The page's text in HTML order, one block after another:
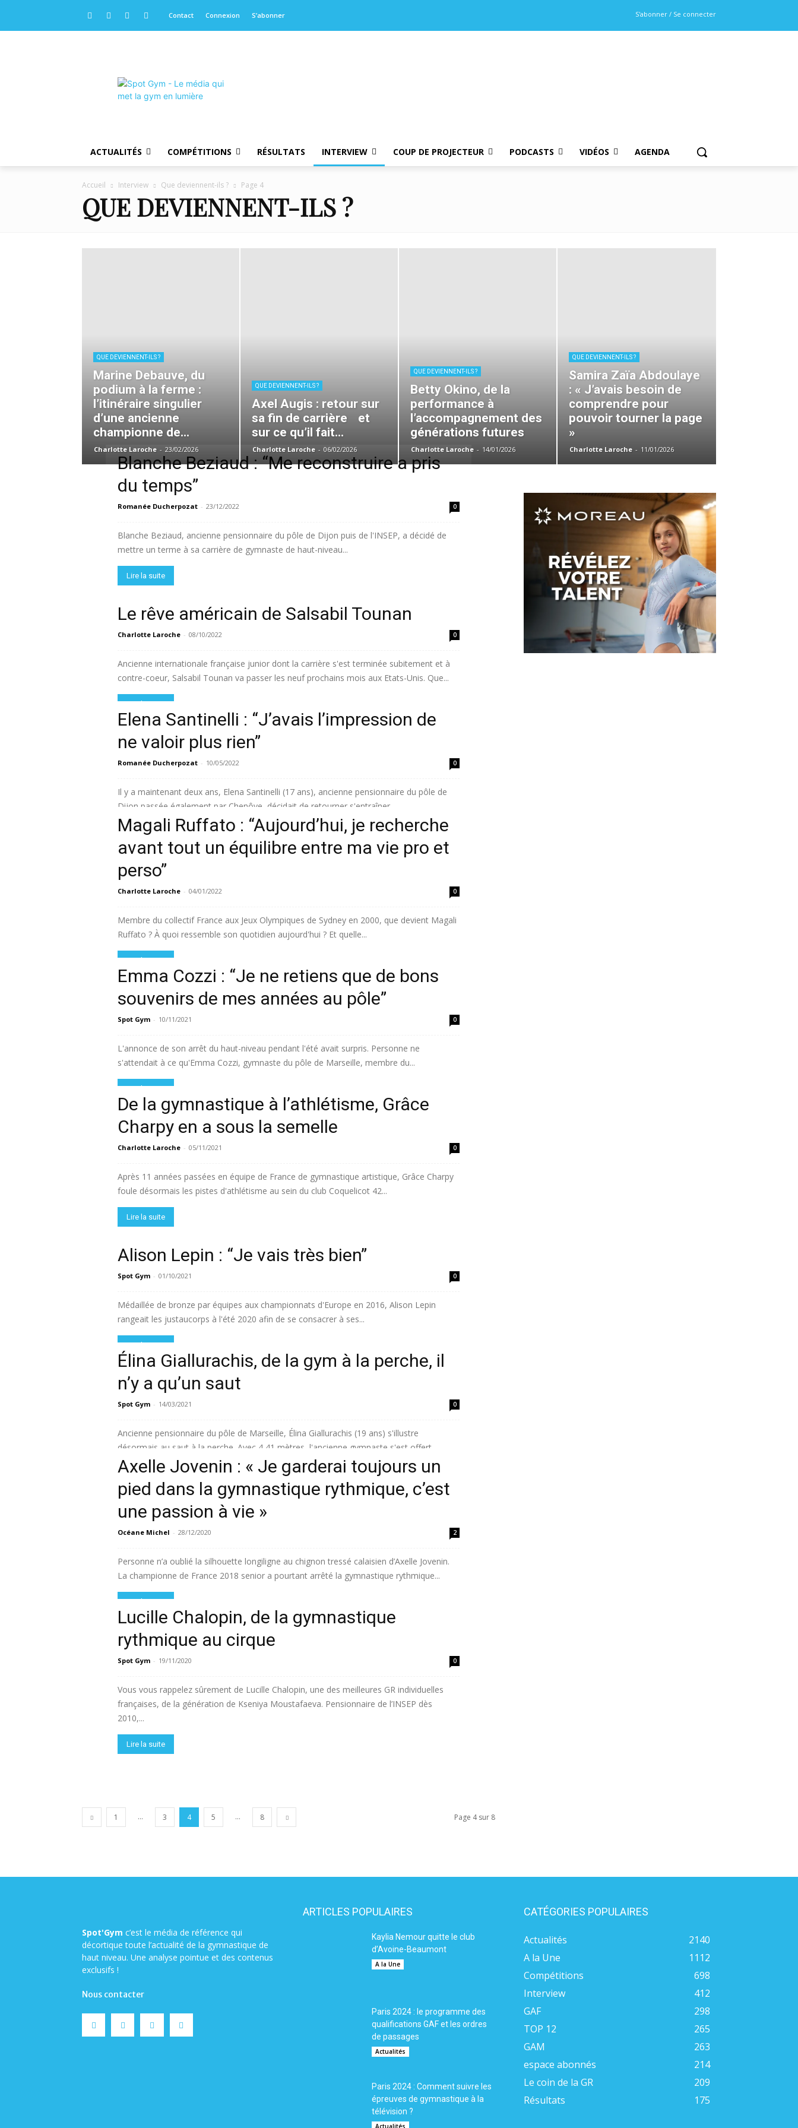
S'abonner / Se connecter
Contact Connexion S’abonner
ACTUALITÉS COMPÉTITIONS RÉSULTATS INTERVIEW COUP DE PROJECTEUR PODCASTS VIDÉOS AGENDA
Accueil Interview Que deviennent-ils ? Page 4
QUE DEVIENNENT-ILS ?
QUE DEVIENNENT-ILS ?
Marine Debauve, du
podium à la ferme :
l’itinéraire singulier
d’une ancienne
championne de...
Charlotte Laroche - 23/02/2026
QUE DEVIENNENT-ILS ?
Axel Augis : retour sur
sa fin de carrière et
sur ce qu’il fait...
Charlotte Laroche - 06/02/2026
QUE DEVIENNENT-ILS ?
Betty Okino, de la
performance à
l’accompagnement des
générations futures
Charlotte Laroche - 14/01/2026
QUE DEVIENNENT-ILS ?
Samira Zaïa Abdoulaye
: « J’avais besoin de
comprendre pour
pouvoir tourner la page
»
Charlotte Laroche - 11/01/2026
Blanche Beziaud : “Me reconstruire a pris
du temps”
Romanée Ducherpozat - 23/12/2022 0
Blanche Beziaud, ancienne pensionnaire du pôle de Dijon puis de l'INSEP, a décidé de
mettre un terme à sa carrière de gymnaste de haut-niveau...
Lire la suite
Le rêve américain de Salsabil Tounan
Charlotte Laroche - 08/10/2022 0
Ancienne internationale française junior dont la carrière s'est terminée subitement et à
contre-coeur, Salsabil Tounan va passer les neuf prochains mois aux Etats-Unis. Que...
Lire la suite
Elena Santinelli : “J’avais l’impression de
ne valoir plus rien”
Romanée Ducherpozat - 10/05/2022 0
Il y a maintenant deux ans, Elena Santinelli (17 ans), ancienne pensionnaire du pôle de
Dijon passée également par Chenôve, décidait de retourner s'entraîner...
Lire la suite
Magali Ruffato : “Aujourd’hui, je recherche
avant tout un équilibre entre ma vie pro et
perso”
Charlotte Laroche - 04/01/2022 0
Membre du collectif France aux Jeux Olympiques de Sydney en 2000, que devient Magali
Ruffato ? À quoi ressemble son quotidien aujourd'hui ? Et quelle...
Lire la suite
Emma Cozzi : “Je ne retiens que de bons
souvenirs de mes années au pôle”
Spot Gym - 10/11/2021 0
L'annonce de son arrêt du haut-niveau pendant l'été avait surpris. Personne ne
s'attendait à ce qu'Emma Cozzi, gymnaste du pôle de Marseille, membre du...
Lire la suite
De la gymnastique à l’athlétisme, Grâce
Charpy en a sous la semelle
Charlotte Laroche - 05/11/2021 0
Après 11 années passées en équipe de France de gymnastique artistique, Grâce Charpy
foule désormais les pistes d'athlétisme au sein du club Coquelicot 42...
Lire la suite
Alison Lepin : “Je vais très bien”
Spot Gym - 01/10/2021 0
Médaillée de bronze par équipes aux championnats d'Europe en 2016, Alison Lepin
rangeait les justaucorps à l'été 2020 afin de se consacrer à ses...
Lire la suite
Élina Giallurachis, de la gym à la perche, il
n’y a qu’un saut
Spot Gym - 14/03/2021 0
Ancienne pensionnaire du pôle de Marseille, Élina Giallurachis (19 ans) s'illustre
désormais au saut à la perche. Avec 4,41 mètres, l'ancienne gymnaste s'est offert...
Lire la suite
Axelle Jovenin : « Je garderai toujours un
pied dans la gymnastique rythmique, c’est
une passion à vie »
Océane Michel - 28/12/2020 2
Personne n’a oublié la silhouette longiligne au chignon tressé calaisien d’Axelle Jovenin.
La championne de France 2018 senior a pourtant arrêté la gymnastique rythmique...
Lire la suite
Lucille Chalopin, de la gymnastique
rythmique au cirque
Spot Gym - 19/11/2020 0
Vous vous rappelez sûrement de Lucille Chalopin, une des meilleures GR individuelles
françaises, de la génération de Kseniya Moustafaeva. Pensionnaire de l’INSEP dès
2010,...
Lire la suite
1 ... 3 4 5 ... 8 Page 4 sur 8
Spot'Gym c’est le média de référence qui
décortique toute l’actualité de la gymnastique de
haut niveau. Une analyse pointue et des contenus
exclusifs !
Nous contacter
ARTICLES POPULAIRES
Kaylia Nemour quitte le club
d’Avoine-Beaumont
A la Une
Paris 2024 : le programme des
qualifications GAF et les ordres
de passages
Actualités
Paris 2024 : Comment suivre les
épreuves de gymnastique à la
télévision ?
Actualités
CATÉGORIES POPULAIRES
Actualités
2140
A la Une
1112
Compétitions
698
Interview
412
GAF
298
TOP 12
265
GAM
263
espace abonnés
214
Le coin de la GR
209
Résultats
175